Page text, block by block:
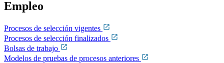
Empleo
Procesos de selección vigentes
Procesos de selección finalizados
Bolsas de trabajo
Modelos de pruebas de procesos anteriores